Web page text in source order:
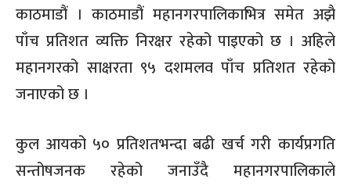
काठमाडौं । काठमाडौं महानगरपालिकाभित्र समेत अझै
पाँच प्रतिशत व्यक्ति निरक्षर रहेको पाइएको छ । अहिले
महानगरको साक्षरता ९५ दशमलव पाँच प्रतिशत रहेको
जनाएको छ ।
कुल आयको ५० प्रतिशतभन्दा बढी खर्च गरी कार्यप्रगति
सन्तोषजनक रहेको जनाउँदै महानगरपालिकाले